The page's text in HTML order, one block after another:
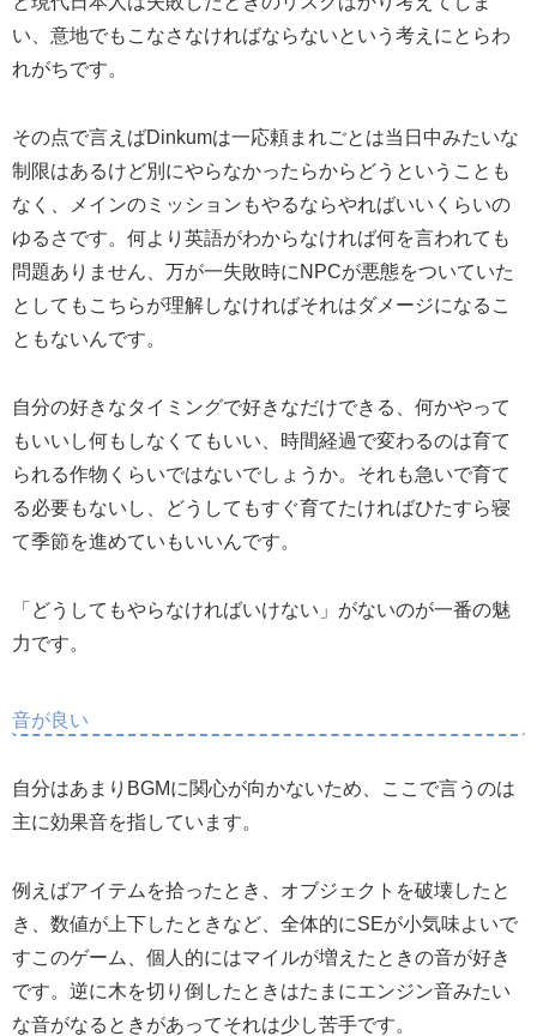
い、意地でもこなさなければならないという考えにとらわ
れがちです。
その点で言えばDinkumは一応頼まれごとは当日中みたいな
制限はあるけど別にやらなかったらからどうということも
なく、メインのミッションもやるならやればいいくらいの
ゆるさです。何より英語がわからなければ何を言われても
問題ありません、万が一失敗時にNPCが悪態をついていた
としてもこちらが理解しなければそれはダメージになるこ
ともないんです。
自分の好きなタイミングで好きなだけできる、何かやって
もいいし何もしなくてもいい、時間経過で変わるのは育て
られる作物くらいではないでしょうか。それも急いで育て
る必要もないし、どうしてもすぐ育てたければひたすら寝
て季節を進めていもいいんです。
「どうしてもやらなければいけない」がないのが一番の魅
力です。
音が良い
自分はあまりBGMに関心が向かないため、ここで言うのは
主に効果音を指しています。
例えばアイテムを拾ったとき、オブジェクトを破壊したと
き、数値が上下したときなど、全体的にSEが小気味よいで
すこのゲーム、個人的にはマイルが増えたときの音が好き
です。逆に木を切り倒したときはたまにエンジン音みたい
な音がなるときがあってそれは少し苦手です。